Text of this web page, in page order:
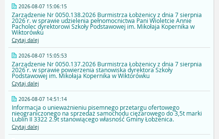
2026-08-07 15:06:15
Zarządzenie Nr 0050.138.2026 Burmistrza Łobżenicy z dnia 7 sierpnia
2026 r. w sprawie udzielenia pełnomocnictwa Pani Wioletcie Annie
Pacholec dyrektorowi Szkoły Podstawowej im. Mikołaja Kopernika w
Wiktorówku
Czytaj dalej
2026-08-07 15:05:53
Zarządzenie Nr 0050.137.2026 Burmistrza Łobżenicy z dnia 7 sierpnia
2026 r. w sprawie powierzenia stanowiska dyrektora Szkoły
Podstawowej im. Mikołaja Kopernika w Wiktorówku
Czytaj dalej
2026-08-07 14:51:14
Informacja o unieważnieniu pisemnego przetargu ofertowego
nieograniczonego na sprzedaż samochodu ciężarowego do 3,5t marki
Lublin II 3322 2.9t stanowiącego własność Gminy Łobżenica.
Czytaj dalej